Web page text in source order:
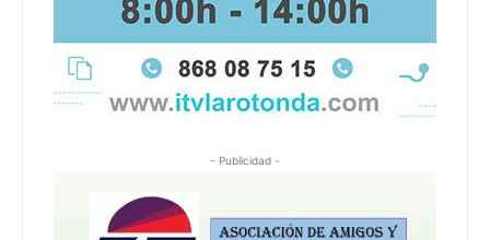
- Publicidad -